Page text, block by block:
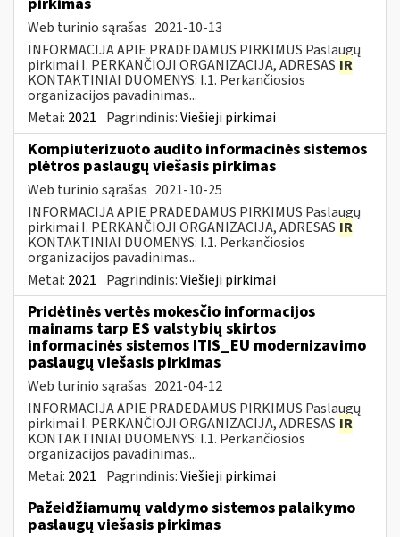
Web turinio sąrašas 2021-10-13
INFORMACIJA APIE PRADEDAMUS PIRKIMUS Paslaugų
pirkimai I. PERKANČIOJI ORGANIZACIJA, ADRESAS IR
KONTAKTINIAI DUOMENYS: I.1. Perkančiosios
organizacijos pavadinimas...
Metai: 2021 Pagrindinis:Viešieji pirkimai
Kompiuterizuoto audito informacinės sistemos
plėtros paslaugų viešasis pirkimas
Web turinio sąrašas 2021-10-25
INFORMACIJA APIE PRADEDAMUS PIRKIMUS Paslaugų
pirkimai I. PERKANČIOJI ORGANIZACIJA, ADRESAS IR
KONTAKTINIAI DUOMENYS: I.1. Perkančiosios
organizacijos pavadinimas...
Metai: 2021 Pagrindinis:Viešieji pirkimai
Pridėtinės vertės mokesčio informacijos
mainams tarp ES valstybių skirtos
informacinės sistemos ITIS_EU modernizavimo
paslaugų viešasis pirkimas
Web turinio sąrašas 2021-04-12
INFORMACIJA APIE PRADEDAMUS PIRKIMUS Paslaugų
pirkimai I. PERKANČIOJI ORGANIZACIJA, ADRESAS IR
KONTAKTINIAI DUOMENYS: I.1. Perkančiosios
organizacijos pavadinimas...
Metai: 2021 Pagrindinis:Viešieji pirkimai
Pažeidžiamumų valdymo sistemos palaikymo
paslaugų viešasis pirkimas